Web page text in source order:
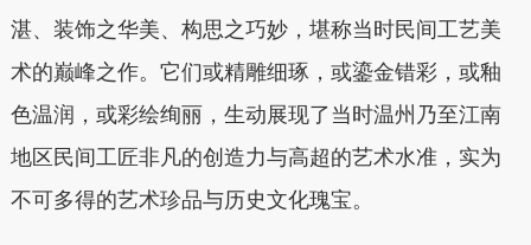
湛、装饰之华美、构思之巧妙，堪称当时民间工艺美
术的巅峰之作。它们或精雕细琢，或鎏金错彩，或釉
色温润，或彩绘绚丽，生动展现了当时温州乃至江南
地区民间工匠非凡的创造力与高超的艺术水准，实为
不可多得的艺术珍品与历史文化瑰宝。